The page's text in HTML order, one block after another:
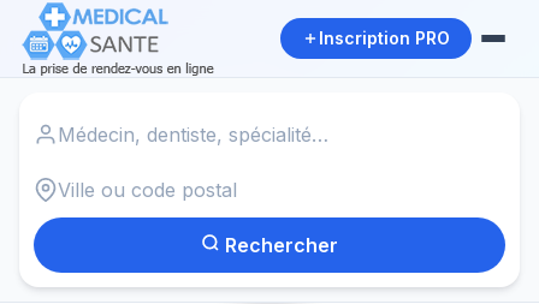
Inscription PRO
Rechercher
✓